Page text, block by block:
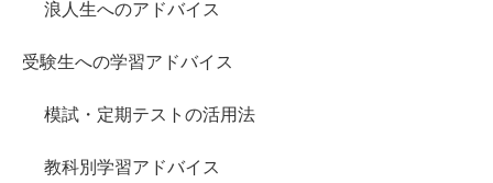
浪人生へのアドバイス
受験生への学習アドバイス
模試・定期テストの活用法
教科別学習アドバイス